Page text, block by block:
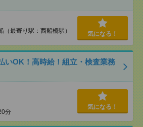
（最寄り駅：西船橋駅） 気になる！
いOK！高時給！組立・検査業務
分
気になる！